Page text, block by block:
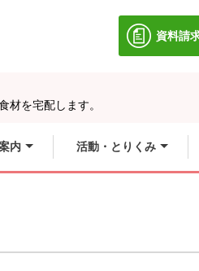
資料請
別のウ
材を宅配します。
内 活動・とりくみ